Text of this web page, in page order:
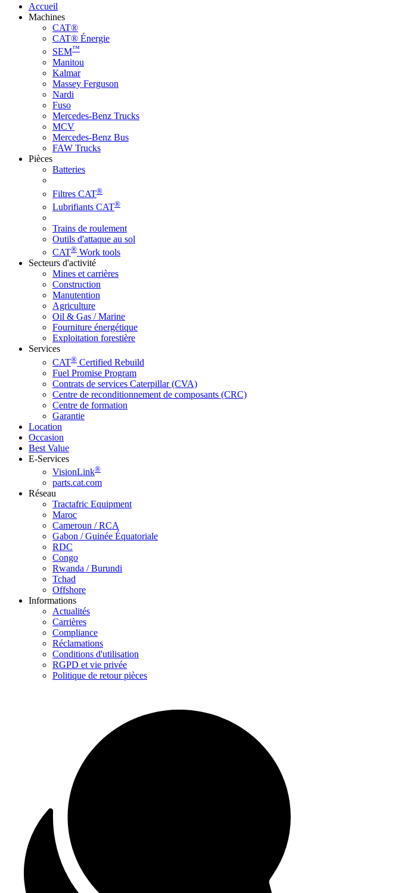
Accueil
Machines
CAT®
CAT® Énergie
SEM™
Manitou
Kalmar
Massey Ferguson
Nardi
Fuso
Mercedes-Benz Trucks
MCV
Mercedes-Benz Bus
FAW Trucks
Pièces
Batteries
Filtres CAT®
Lubrifiants CAT®
Trains de roulement
Outils d'attaque au sol
CAT® Work tools
Secteurs d'activité
Mines et carrières
Construction
Manutention
Agriculture
Oil & Gas / Marine
Fourniture énergétique
Exploitation forestière
Services
CAT® Certified Rebuild
Fuel Promise Program
Contrats de services Caterpillar (CVA)
Centre de reconditionnement de composants (CRC)
Centre de formation
Garantie
Location
Occasion
Best Value
E-Services
VisionLink®
parts.cat.com
Réseau
Tractafric Equipment
Maroc
Cameroun / RCA
Gabon / Guinée Équatoriale
RDC
Congo
Rwanda / Burundi
Tchad
Offshore
Informations
Actualités
Carrières
Compliance
Réclamations
Conditions d'utilisation
RGPD et vie privée
Politique de retour pièces